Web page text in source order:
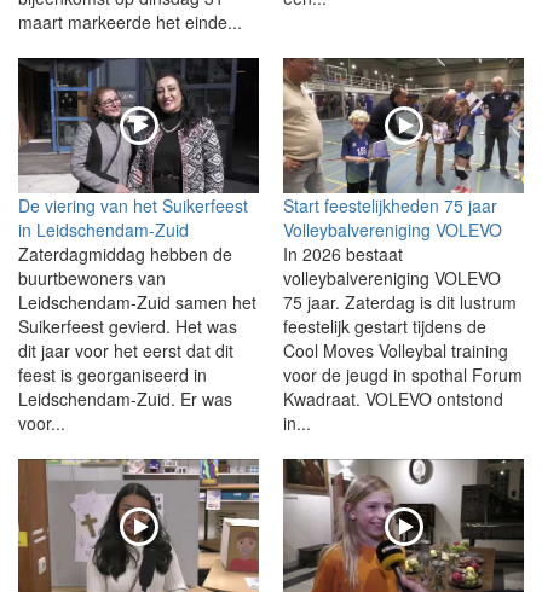
maart markeerde het einde...
De viering van het Suikerfeest
in Leidschendam-Zuid
Zaterdagmiddag hebben de
buurtbewoners van
Leidschendam-Zuid samen het
Suikerfeest gevierd. Het was
dit jaar voor het eerst dat dit
feest is georganiseerd in
Leidschendam-Zuid. Er was
voor...
Start feestelijkheden 75 jaar
Volleybalvereniging VOLEVO
In 2026 bestaat
volleybalvereniging VOLEVO
75 jaar. Zaterdag is dit lustrum
feestelijk gestart tijdens de
Cool Moves Volleybal training
voor de jeugd in spothal Forum
Kwadraat. VOLEVO ontstond
in...